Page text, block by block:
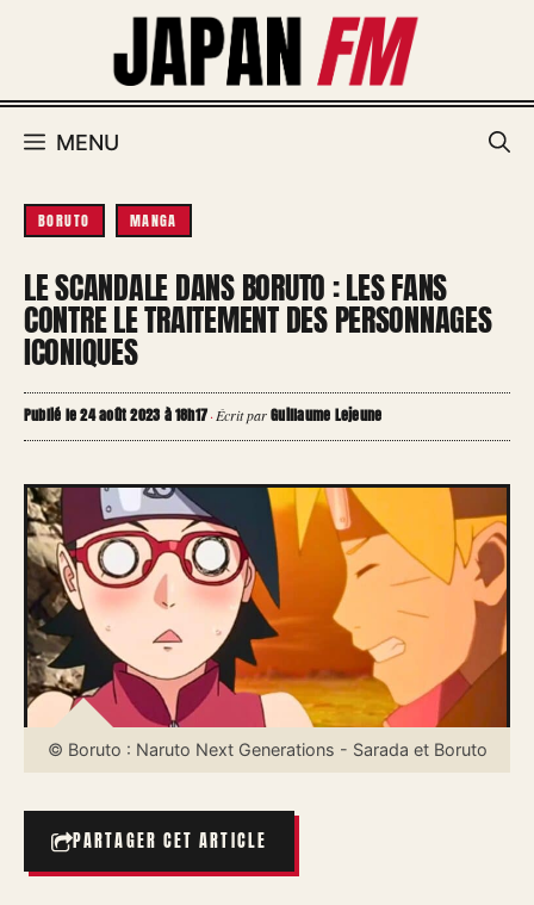
MENU
BORUTO MANGA
LE SCANDALE DANS BORUTO : LES FANS
CONTRE LE TRAITEMENT DES PERSONNAGES
ICONIQUES
Publié le 24 août 2023 à 18h17·Écrit parGuillaume Lejeune
© Boruto : Naruto Next Generations - Sarada et Boruto
PARTAGER CET ARTICLE